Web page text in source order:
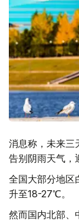
消息称，未来三
告别阴雨天气，
全国大部分地
升至18-27℃。
然而国内北部、